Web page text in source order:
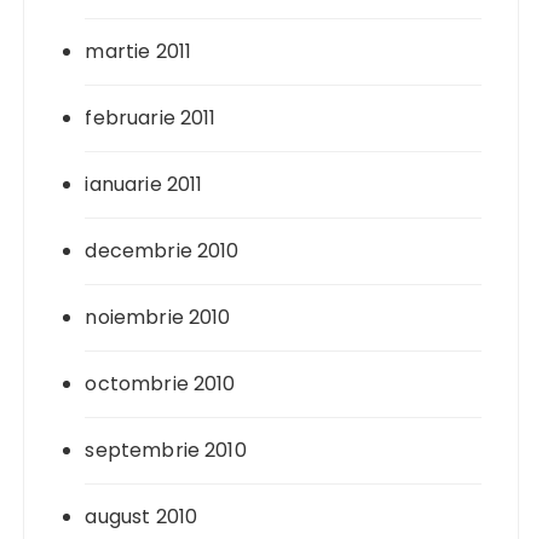
martie 2011
februarie 2011
ianuarie 2011
decembrie 2010
noiembrie 2010
octombrie 2010
septembrie 2010
august 2010